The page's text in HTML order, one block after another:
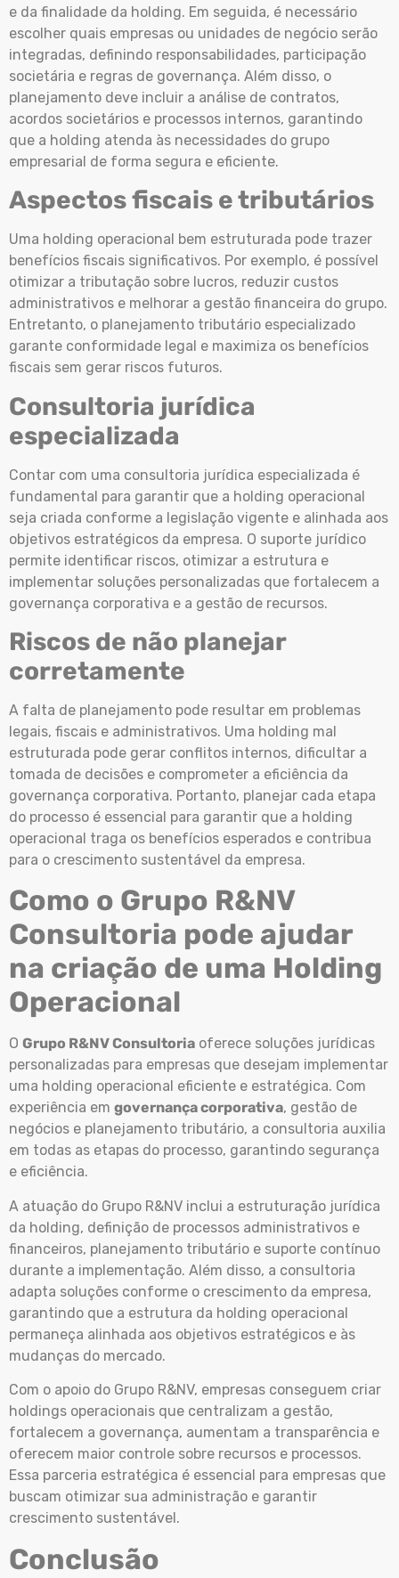
e da finalidade da holding. Em seguida, é necessário
escolher quais empresas ou unidades de negócio serão
integradas, definindo responsabilidades, participação
societária e regras de governança. Além disso, o
planejamento deve incluir a análise de contratos,
acordos societários e processos internos, garantindo
que a holding atenda às necessidades do grupo
empresarial de forma segura e eficiente.
Aspectos fiscais e tributários
Uma holding operacional bem estruturada pode trazer
benefícios fiscais significativos. Por exemplo, é possível
otimizar a tributação sobre lucros, reduzir custos
administrativos e melhorar a gestão financeira do grupo.
Entretanto, o planejamento tributário especializado
garante conformidade legal e maximiza os benefícios
fiscais sem gerar riscos futuros.
Consultoria jurídica
especializada
Contar com uma consultoria jurídica especializada é
fundamental para garantir que a holding operacional
seja criada conforme a legislação vigente e alinhada aos
objetivos estratégicos da empresa. O suporte jurídico
permite identificar riscos, otimizar a estrutura e
implementar soluções personalizadas que fortalecem a
governança corporativa e a gestão de recursos.
Riscos de não planejar
corretamente
A falta de planejamento pode resultar em problemas
legais, fiscais e administrativos. Uma holding mal
estruturada pode gerar conflitos internos, dificultar a
tomada de decisões e comprometer a eficiência da
governança corporativa. Portanto, planejar cada etapa
do processo é essencial para garantir que a holding
operacional traga os benefícios esperados e contribua
para o crescimento sustentável da empresa.
Como o Grupo R&NV
Consultoria pode ajudar
na criação de uma Holding
Operacional
O Grupo R&NV Consultoria oferece soluções jurídicas
personalizadas para empresas que desejam implementar
uma holding operacional eficiente e estratégica. Com
experiência em governança corporativa, gestão de
negócios e planejamento tributário, a consultoria auxilia
em todas as etapas do processo, garantindo segurança
e eficiência.
A atuação do Grupo R&NV inclui a estruturação jurídica
da holding, definição de processos administrativos e
financeiros, planejamento tributário e suporte contínuo
durante a implementação. Além disso, a consultoria
adapta soluções conforme o crescimento da empresa,
garantindo que a estrutura da holding operacional
permaneça alinhada aos objetivos estratégicos e às
mudanças do mercado.
Com o apoio do Grupo R&NV, empresas conseguem criar
holdings operacionais que centralizam a gestão,
fortalecem a governança, aumentam a transparência e
oferecem maior controle sobre recursos e processos.
Essa parceria estratégica é essencial para empresas que
buscam otimizar sua administração e garantir
crescimento sustentável.
Conclusão